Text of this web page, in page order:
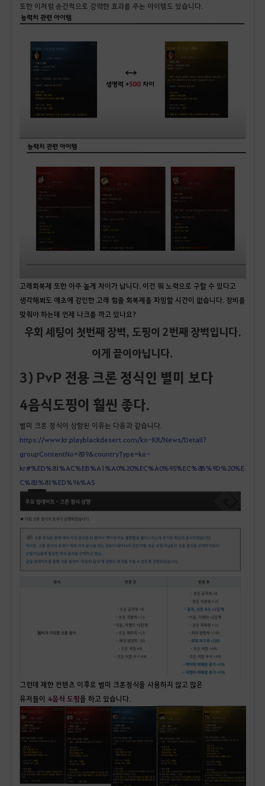
또한 이처럼 순간적으로 강력한 효과를 주는 아이템도 있습니다.
고래회복제 또한 아주 높게 차이가 납니다. 이건 뭐 노력으로 구할 수 있다고
생각해봐도 애초에 강인한 고래 힘줄 회복제를 파밍할 시간이 없습니다. 장비를
맞춰야 하는데 언제 나크를 까고 있나요?
우회 세팅이 첫번째 장벽, 도핑이 2번째 장벽입니다.
이게 끝이아닙니다.
3) PvP 전용 크론 정식인 별미 보다
4음식도핑이 훨씬 좋다.
별미 크론 정식이 상향된 이유는 다음과 같습니다.
https://www.kr.playblackdesert.com/ko-KR/News/Detail?
groupContentNo=839&countryType=ko-
kr#%ED%81%AC%EB%A1%A0%20%EC%A0%95%EC%8B%9D%20%E
C%83%81%ED%96%A5
그런데 제한 컨텐츠 이후로 별미 크론정식을 사용하지 않고 많은
유저들이 4음식 도핑을 하고 있습니다.